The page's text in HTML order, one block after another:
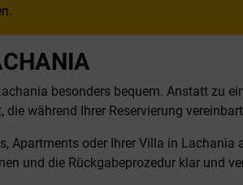
besonders bequem. Anstatt zu
während Ihrer Reservierung
Apartments oder Ihrer Villa in
und die Rückgabeprozedur klar und